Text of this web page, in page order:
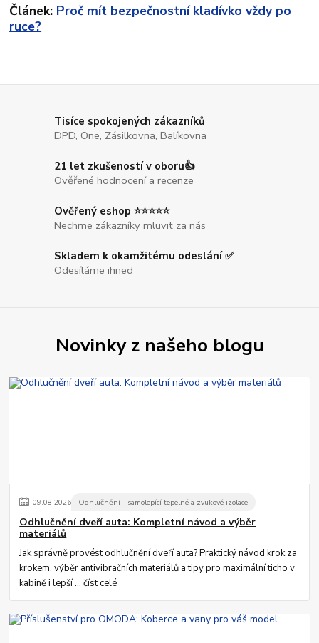
Článek: Proč mít bezpečnostní kladívko vždy po
ruce?
Tisíce spokojených zákazníků
DPD, One, Zásilkovna, Balíkovna
21 let zkušeností v oboru👍
Ověřené hodnocení a recenze
Ověřený eshop ⭐⭐⭐⭐⭐
Nechme zákazníky mluvit za nás
Skladem k okamžitému odeslání ✅
Odesíláme ihned
Novinky z našeho blogu
09.08.2026 Odhlučnění - samolepící tepelné a zvukové izolace
Odhlučnění dveří auta: Kompletní návod a výběr
materiálů
Jak správně provést odhlučnění dveří auta? Praktický návod krok za
krokem, výběr antivibračních materiálů a tipy pro maximální ticho v
kabině i lepší ...číst celé